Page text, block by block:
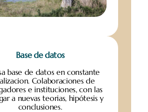
Base de datos
base de datos en constante
Colaboraciones de
e instituciones, con las
a nuevas teorias, hipótesis y
conclusiones.